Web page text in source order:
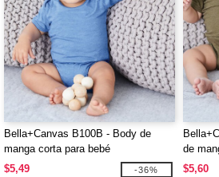
Bella+Canvas B100B - Body de
manga corta para bebé
$5,49
-36%
de
$5,60